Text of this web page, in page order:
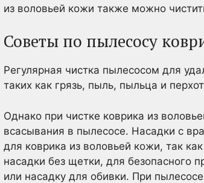
из воловьей кожи также можно
Советы по пылесосу
Регулярная чистка пылесосом для
таких как грязь, пыль, пыльца и
Однако при чистке коврика из
всасывания в пылесосе. Насадки с
для коврика из воловьей кожи, так
насадки без щетки, для безопасного
или насадку для обивки. При